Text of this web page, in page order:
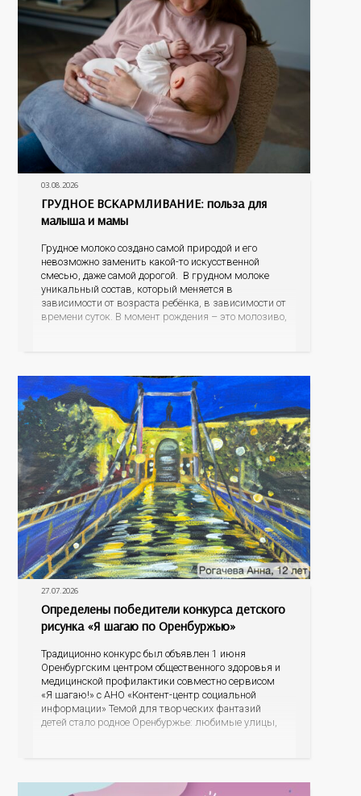
03.08.2026
ГРУДНОЕ ВСКАРМЛИВАНИЕ: польза для
малыша и мамы
Грудное молоко создано самой природой и его
невозможно заменить какой-то искусственной
смесью, даже самой дорогой. В грудном молоке
уникальный состав, который меняется в
зависимости от возраста ребёнка, в зависимости от
времени суток. В момент рождения – это молозиво,
27.07.2026
Определены победители конкурса детского
рисунка «Я шагаю по Оренбуржью»
Традиционно конкурс был объявлен 1 июня
Оренбургским центром общественного здоровья и
медицинской профилактики совместно сервисом
«Я шагаю!» с АНО «Контент-центр социальной
информации» Темой для творческих фантазий
детей стало родное Оренбуржье: любимые улицы,